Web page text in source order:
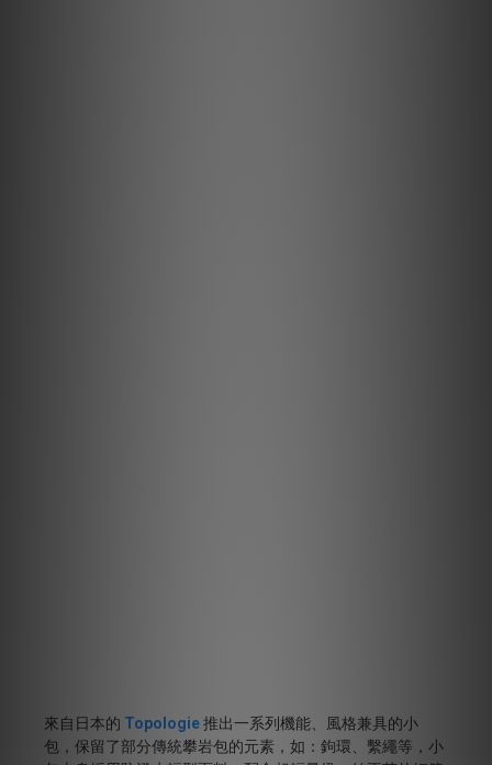
來自日本的 Topologie推出一系列機能、風格兼具的小
包，保留了部分傳統攀岩包的元素，如：鉤環、繫繩等，小